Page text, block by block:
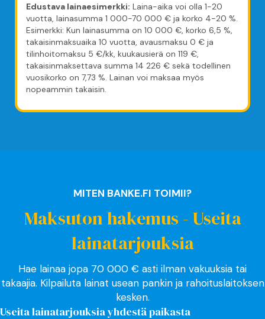
Edustava lainaesimerkki: Laina-aika voi olla 1-20
vuotta, lainasumma 1 000-70 000 € ja korko 4-20 %.
Esimerkki: Kun lainasumma on 10 000 €, korko 6,5 %,
takaisinmaksuaika 10 vuotta, avausmaksu 0 € ja
tilinhoitomaksu 5 €/kk, kuukausierä on 119 €,
takaisinmaksettava summa 14 226 € sekä todellinen
vuosikorko on 7,73 %. Lainan voi maksaa myös
nopeammin takaisin.
MITEN BANKE.FI TOIMII?
Maksuton hakemus - Useita
lainatarjouksia
Hae lainaa jopa 70 000 € asti ilman vakuuksia tai
takaajia. Kilpailuta lainat usean pankin ja rahoituslaitoksen
kesken.
Useita lainatarjouksia yhdestä paikasta